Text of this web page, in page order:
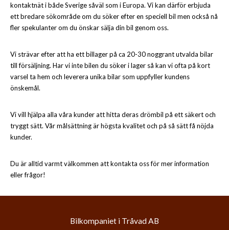
kontaktnät i både Sverige såväl som i Europa. Vi kan därför erbjuda
ett bredare sökområde om du söker efter en speciell bil men också nå
fler spekulanter om du önskar sälja din bil genom oss.
Vi strävar efter att ha ett billager på ca 20-30 noggrant utvalda bilar
till försäljning. Har vi inte bilen du söker i lager så kan vi ofta på kort
varsel ta hem och leverera unika bilar som uppfyller kundens
önskemål.
Vi vill hjälpa alla våra kunder att hitta deras drömbil på ett säkert och
tryggt sätt. Vår målsättning är högsta kvalitet och på så sätt få nöjda
kunder.
Du är alltid varmt välkommen att kontakta oss för mer information
eller frågor!
Bilkompaniet i Tråvad AB